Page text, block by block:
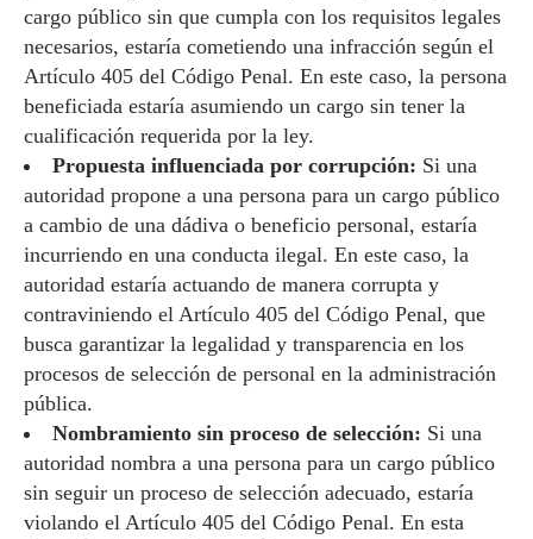
cargo público sin que cumpla con los requisitos legales
necesarios, estaría cometiendo una infracción según el
Artículo 405 del Código Penal. En este caso, la persona
beneficiada estaría asumiendo un cargo sin tener la
cualificación requerida por la ley.
Propuesta influenciada por corrupción: Si una
autoridad propone a una persona para un cargo público
a cambio de una dádiva o beneficio personal, estaría
incurriendo en una conducta ilegal. En este caso, la
autoridad estaría actuando de manera corrupta y
contraviniendo el Artículo 405 del Código Penal, que
busca garantizar la legalidad y transparencia en los
procesos de selección de personal en la administración
pública.
Nombramiento sin proceso de selección: Si una
autoridad nombra a una persona para un cargo público
sin seguir un proceso de selección adecuado, estaría
violando el Artículo 405 del Código Penal. En esta